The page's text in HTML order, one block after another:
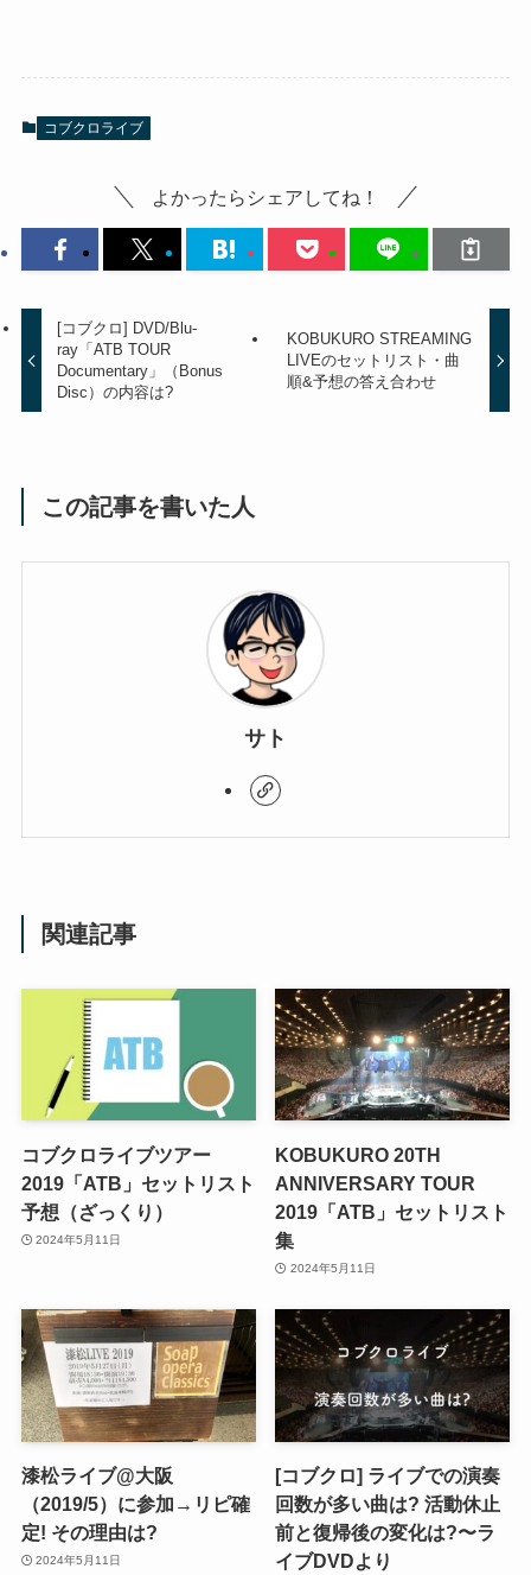
コブクロライブ
よかったらシェアしてね！
[コブクロ] DVD/Blu-
ray「ATB TOUR
Documentary」（Bonus
Disc）の内容は?
KOBUKURO STREAMING
LIVEのセットリスト・曲
順&予想の答え合わせ
この記事を書いた人
サト
関連記事
コブクロライブツアー
2019「ATB」セットリスト
予想（ざっくり）
2024年5月11日
KOBUKURO 20TH
ANNIVERSARY TOUR
2019「ATB」セットリスト
集
2024年5月11日
漆松ライブ@大阪
（2019/5）に参加→リピ確
定! その理由は?
2024年5月11日
[コブクロ] ライブでの演奏
回数が多い曲は? 活動休止
前と復帰後の変化は?〜ラ
イブDVDより